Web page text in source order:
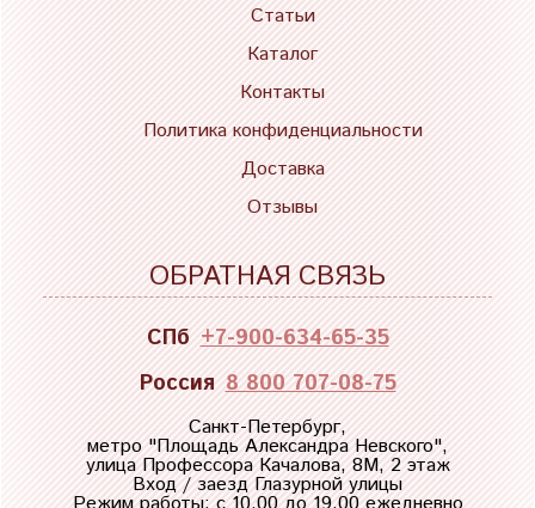
Статьи
Каталог
Контакты
Политика конфиденциальности
Доставка
Отзывы
ОБРАТНАЯ СВЯЗЬ
СПб +7-900-634-65-35
Россия 8 800 707-08-75
Санкт-Петербург,
метро "Площадь Александра Невского",
улица Профессора Качалова, 8М, 2 этаж
Вход / заезд Глазурной улицы